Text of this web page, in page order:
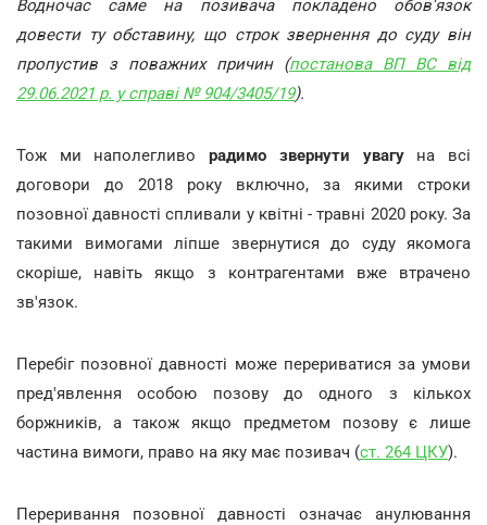
Водночас саме на позивача покладено обов'язок
довести ту обставину, що строк звернення до суду він
пропустив з поважних причин (постанова ВП ВС від
29.06.2021 р. у справі № 904/3405/19).
Тож ми наполегливорадимо звернути увагуна всі
договори до 2018 року включно, за якими строки
позовної давності спливали у квітні - травні 2020 року. За
такими вимогами ліпше звернутися до суду якомога
скоріше, навіть якщо з контрагентами вже втрачено
зв'язок.
Перебіг позовної давності може перериватися за умови
пред'явлення особою позову до одного з кількох
боржників, а також якщо предметом позову є лише
частина вимоги, право на яку має позивач (ст. 264 ЦКУ).
Переривання позовної давності означає анулювання